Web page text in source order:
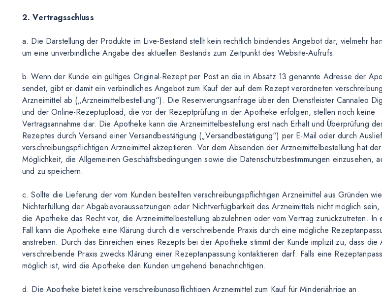
2. Vertragsschluss
a. Die Darstellung der Produkte im Live-Bestand stellt kein rechtlich bindendes Angebot dar; vielmehr
um eine unverbindliche Angabe des aktuellen Bestands zum Zeitpunkt des Website-Aufrufs.
b. Wenn der Kunde ein gültiges Original-Rezept per Post an die in Absatz 13 genannte Adresse der
sendet, gibt er damit ein verbindliches Angebot zum Kauf der auf dem Rezept verordneten
Arzneimittel ab („Arzneimittelbestellung“). Die Reservierungsanfrage über den Dienstleister Cannaleo
und der Online-Rezeptupload, die vor der Rezeptprüfung in der Apotheke erfolgen, stellen noch keine
Vertragsannahme dar. Die Apotheke kann die Arzneimittelbestellung erst nach Erhalt und Überprüfung
Rezeptes durch Versand einer Versandbestätigung („Versandbestätigung“) per E-Mail oder durch
verschreibungspflichtigen Arzneimittel akzeptieren. Vor dem Absenden der Arzneimittelbestellung hat
Möglichkeit, die Allgemeinen Geschäftsbedingungen sowie die Datenschutzbestimmungen einzusehen,
und zu speichern.
c. Sollte die Lieferung der vom Kunden bestellten verschreibungspflichtigen Arzneimittel aus Gründen wie
Nichterfüllung der Abgabevoraussetzungen oder Nichtverfügbarkeit des Arzneimittels nicht möglich sein,
die Apotheke das Recht vor, die Arzneimittelbestellung abzulehnen oder vom Vertrag zurückzutreten. In
Fall kann die Apotheke eine Klärung durch die verschreibende Praxis durch eine mögliche
anstreben. Durch das Einreichen eines Rezepts bei der Apotheke stimmt der Kunde implizit zu, dass die
verschreibende Praxis zwecks Klärung einer Rezeptanpassung kontaktieren darf. Falls eine
möglich ist, wird die Apotheke den Kunden umgehend benachrichtigen.
d. Die Apotheke bietet keine verschreibungspflichtigen Arzneimittel zum Kauf für Minderjährige an.